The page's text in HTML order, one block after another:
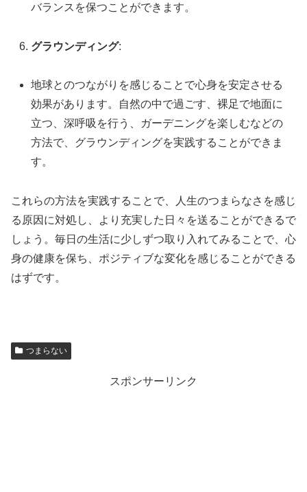
バランスを保つことができます。
グラウンディング:
地球とのつながりを感じることで心身を安定させる
効果があります。自然の中で過ごす、裸足で地面に
立つ、深呼吸を行う、ガーデニングを楽しむなどの
方法で、グラウンディングを実践することができま
す。
これらの方法を実践することで、人生のつまらなさを感じ
る原因に対処し、より充実した日々を送ることができるで
しょう。毎日の生活に少しずつ取り入れてみることで、心
身の健康を保ち、ポジティブな変化を感じることができる
はずです。
つまらない
スポンサーリンク